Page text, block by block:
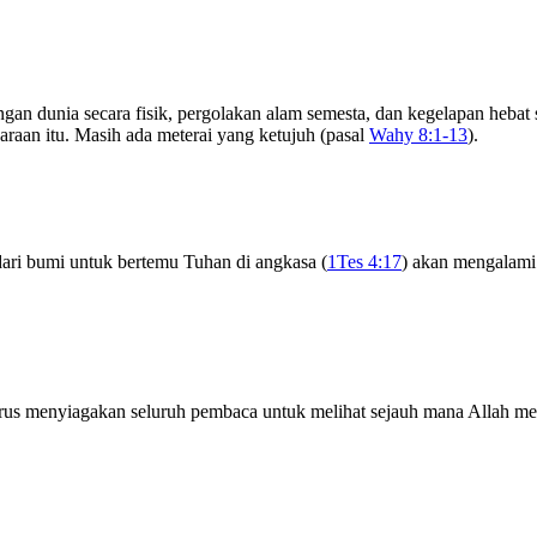
dunia secara fisik, pergolakan alam semesta, dan kegelapan
itu. Masih ada meterai yang ketujuh (pasal Wahy 8:1-13).
bumi untuk bertemu Tuhan di angkasa (1Tes 4:17) akan
menyiagakan seluruh pembaca untuk melihat sejauh mana Allah